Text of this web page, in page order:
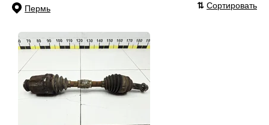
Пермь ⇅ Сортировать